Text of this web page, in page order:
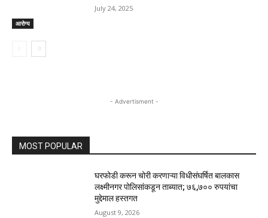
आरोग्य
July 24, 2025
- Advertisment -
MOST POPULAR
घरफोडी करून चोरी करणाऱ्या विधीसंघर्षित बालकास
लक्ष्मीनगर पोलिसांकडून ताब्यात; ७६,७०० रुपयांचा
मुद्देमाल हस्तगत
August 9, 2026